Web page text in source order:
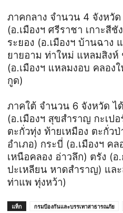
ภาคกลาง จำนวน 4 จังหวั
(อ.เมืองฯ ศรีราชา เกาะสี
ระยอง (อ.เมืองฯ บ้านฉาง
ยายอาม ท่าใหม่ แหลมสิงห์
(อ.เมืองฯ แหลมงอบ คลอง
กูด)
ภาคใต้ จำนวน 6 จังหวัด ไ
(อ.เมืองฯ สุขสำราญ กะเปอ
ตะกั่วทุ่ง ท้ายเหมือง ตะกั่ว
อำเภอ) กระบี่ (อ.เมืองฯ ค
เหนือคลอง อ่าวลึก) ตรัง (อ
ปะเหลียน หาดสำราญ) แล
ท่าแพ ทุ่งหว้า)
แท็ก กรมป้องกันและบรรเทาสาธารณภัย